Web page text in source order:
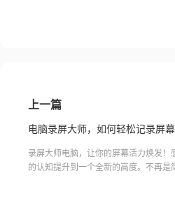
上一篇
录屏大师电脑，让你的屏幕活力焕发
的认知提升到一个全新的高度。不再